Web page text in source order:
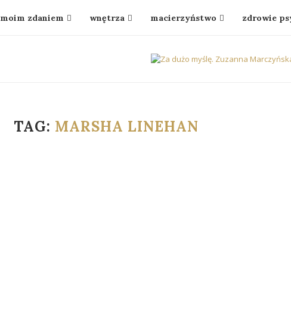
moim zdaniem wnętrza macierzyństwo zdrowie
TAG: MARSHA LINEHAN